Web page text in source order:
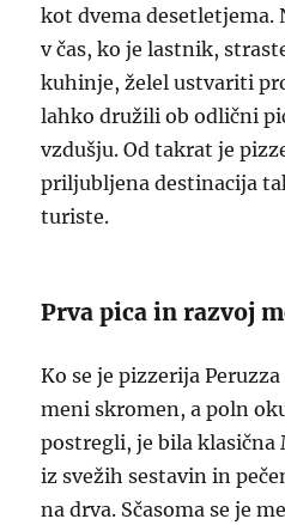
kot dvema desetletjema.
v čas, ko je lastnik,
kuhinje, želel ustvariti
lahko družili ob odlični
vzdušju. Od takrat je
priljubljena destinacija
turiste.
Prva pica in razvoj
Ko se je pizzerija
meni skromen, a poln
postregli, je bila
iz svežih sestavin in
na drva. Sčasoma se je